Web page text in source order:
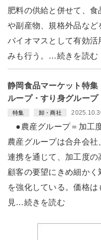
肥料の供給と併せて、食
や副産物、規格外品など
バイオマスとして有効活
みも行う。…続きを読む
静岡食品マーケット特
ループ・すり身グループ
特集 卸・商社
●農産グループ＝加工
農産グループは合弁会
連携を通じて、加工度の
顧客の要望にきめ細か
を強化している。価格は
見…続きを読む